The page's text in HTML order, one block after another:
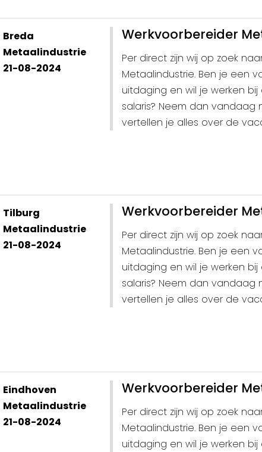
Breda
Metaalindustrie
21-08-2024
Werkvoorbereider
Per direct zijn wij op zoek
Metaalindustrie. Ben je een
uitdaging en wil je werken
salaris? Neem dan
vertellen je alles over de
Tilburg
Metaalindustrie
21-08-2024
Werkvoorbereider
Per direct zijn wij op zoek
Metaalindustrie. Ben je een
uitdaging en wil je werken
salaris? Neem dan
vertellen je alles over de
Eindhoven
Metaalindustrie
21-08-2024
Werkvoorbereider
Per direct zijn wij op zoek
Metaalindustrie. Ben je een
uitdaging en wil je werken